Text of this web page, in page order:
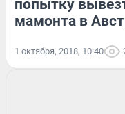
попытку
мамонта в
1 октября, 2018, 10:40